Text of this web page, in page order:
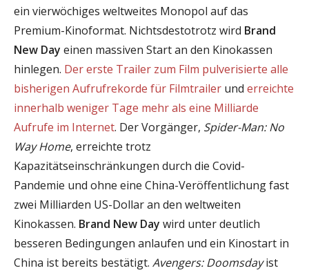
ein vierwöchiges weltweites Monopol auf das
Premium-Kinoformat. Nichtsdestotrotz wird Brand
New Day einen massiven Start an den Kinokassen
hinlegen. Der erste Trailer zum Film pulverisierte alle
bisherigen Aufrufrekorde für Filmtrailer und erreichte
innerhalb weniger Tage mehr als eine Milliarde
Aufrufe im Internet. Der Vorgänger, Spider-Man: No
Way Home, erreichte trotz
Kapazitätseinschränkungen durch die Covid-
Pandemie und ohne eine China-Veröffentlichung fast
zwei Milliarden US-Dollar an den weltweiten
Kinokassen. Brand New Day wird unter deutlich
besseren Bedingungen anlaufen und ein Kinostart in
China ist bereits bestätigt. Avengers: Doomsdayist